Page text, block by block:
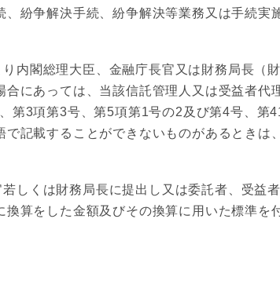
紛争解決手続、紛争解決等業務又は手続実
閣総理大臣、金融庁長官又は財務局長（
にあっては、当該信託管理人又は受益者代
3項第3号、第5項第1号の2及び第4号、第
記載することができないものがあるときは
しくは財務局長に提出し又は委託者、受益
算をした金額及びその換算に用いた標準を